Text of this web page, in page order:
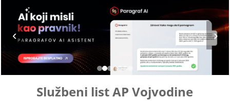
Službeni list AP Vojvodine